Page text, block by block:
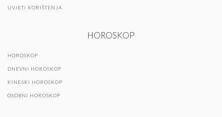
UVJETI KORIŠTENJA
HOROSKOP
HOROSKOP
DNEVNI HOROSKOP
KINESKI HOROSKOP
OSOBNI HOROSKOP